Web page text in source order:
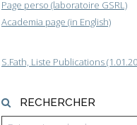
Page perso (laboratoire GSRL)
Academia page (in English)
S.Fath, Liste Publications
RECHERCHER